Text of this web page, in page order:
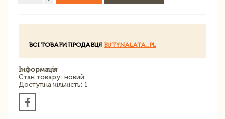
ВСІ ТОВАРИ ПРОДАВЦЯ BUTYNALATA_PL
Інформація
Стан товару: новий
Доступна кількість: 1